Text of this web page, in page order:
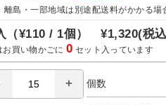
島・一部地域は別途配送料がかかる場
（¥110 / 1個）¥1,320(税
お買い物かごに0 セット入っています
個数